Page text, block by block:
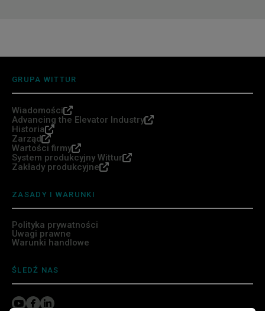
GRUPA WITTUR
Wiadomości
Advancing the Elevator Industry
Historia
Zarząd
Wartości firmy
System produkcyjny Wittur
Zakłady produkcyjne
ZASADY I WARUNKI
Polityka prywatności
Uwagi prawne
Warunki handlowe
ŚLEDŹ NAS